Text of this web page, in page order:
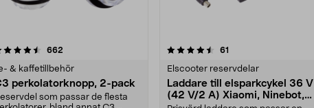
662
& kaffetillbehör
perkolatorknopp, 2-pack
som passar de flesta
4.5 av 5 stjärnor 61
Elscooter reservdelar
Laddare till elsparkcykel 36 V
(42 V/2 A) Xiaomi, Ninebot,
4.5 av 5 stjärnor